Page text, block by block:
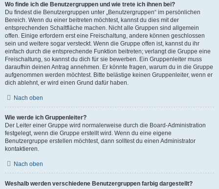
Wo finde ich die Benutzergruppen und wie trete ich ihnen bei?
Du findest die Benutzergruppen unter „Benutzergruppen“ im persönlichen
Bereich. Wenn du einer beitreten möchtest, kannst du dies mit der
entsprechenden Schaltfläche machen. Nicht alle Gruppen sind allgemein
offen. Einige erfordern erst eine Freischaltung, andere können geschlossen
sein und weitere sogar versteckt. Wenn die Gruppe offen ist, kannst du ihr
einfach durch die entsprechende Funktion beitreten; verlangt die Gruppe eine
Freischaltung, so kannst du dich für sie bewerben. Ein Gruppenleiter muss
daraufhin deinen Antrag annehmen. Er könnte fragen, warum du in die Gruppe
aufgenommen werden möchtest. Bitte belästige keinen Gruppenleiter, wenn er
dich ablehnt, er wird einen Grund dafür haben.
Nach oben
Wie werde ich Gruppenleiter?
Der Leiter einer Gruppe wird normalerweise durch die Board-Administration
festgelegt, wenn die Gruppe erstellt wird. Wenn du eine eigene
Benutzergruppe erstellen möchtest, dann solltest du einen Administrator
kontaktieren.
Nach oben
Weshalb werden verschiedene Benutzergruppen farbig dargestellt?